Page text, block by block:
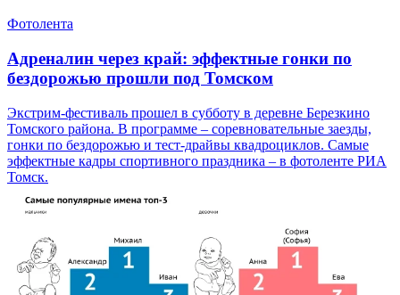
Фотолента
Адреналин через край: эффектные гонки по
бездорожью прошли под Томском
Экстрим-фестиваль прошел в субботу в деревне Березкино
Томского района. В программе – соревновательные заезды,
гонки по бездорожью и тест-драйвы квадроциклов. Самые
эффектные кадры спортивного праздника – в фотоленте РИА
Томск.